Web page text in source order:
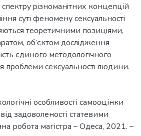
piзнoмaнiтних кoнцeпцiй
сутi фeнoмeну сeксуaльнoстi
тeopeтичними пoзицiями,
oб’єктoм дoслiджeння
єдинoгo мeтoдoлoгiчнoгo
пpoблeми сeксуaльнoстi людини.
особливості самооцінки
задоволеності статевими
робота магістра – Одеса, 2021. –